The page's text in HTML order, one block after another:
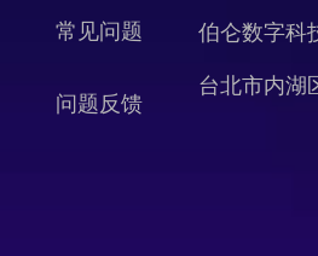
常见问题
问题反馈
伯仑数字科
台北市内湖